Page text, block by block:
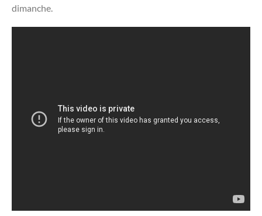
dimanche.